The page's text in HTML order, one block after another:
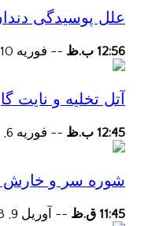
علل پوسیدگی
12:56 ب.ظ -- فوریه 10, 2023
آتل تخلیه و نایت
12:45 ب.ظ -- فوریه 6, 2023
شوره سر و
11:45 ق.ظ -- آوریل 9, 2023